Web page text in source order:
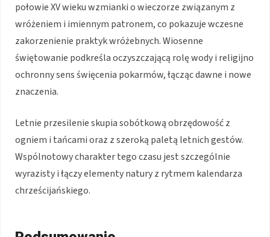
połowie XV wieku wzmianki o wieczorze związanym z
wróżeniem i imiennym patronem, co pokazuje wczesne
zakorzenienie praktyk wróżebnych. Wiosenne
świętowanie podkreśla oczyszczającą rolę wody i religijno
ochronny sens święcenia pokarmów, łącząc dawne i nowe
znaczenia.
Letnie przesilenie skupia sobótkową obrzędowość z
ogniem i tańcami oraz z szeroką paletą letnich gestów.
Wspólnotowy charakter tego czasu jest szczególnie
wyrazisty i łączy elementy natury z rytmem kalendarza
chrześcijańskiego.